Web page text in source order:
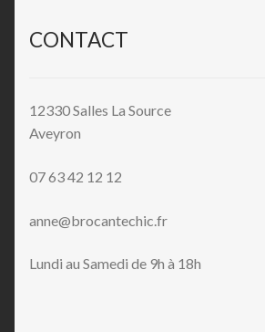
CONTACT
12330 Salles La Source
Aveyron
07 63 42 12 12
anne@brocantechic.fr
Lundi au Samedi de 9h à 18h